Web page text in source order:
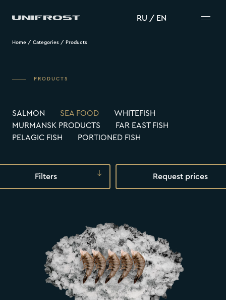
RU / EN
Home / Categories / Products
PRODUCTS
SALMON SEA FOOD
WHITEFISH
MURMANSK PRODUCTS
FAR EAST FISH
PELAGIC FISH
PORTIONED FISH
Filters Request prices